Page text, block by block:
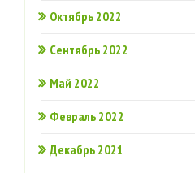
Октябрь 2022
Сентябрь 2022
Май 2022
Февраль 2022
Декабрь 2021